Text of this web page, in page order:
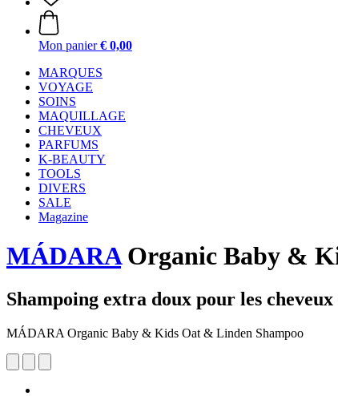
Mon panier € 0,00
MARQUES
VOYAGE
SOINS
MAQUILLAGE
CHEVEUX
PARFUMS
K-BEAUTY
TOOLS
DIVERS
SALE
Magazine
MÁDARAOrganic Baby &
Shampoing extra doux pour les
MÁDARA Organic Baby & Kids Oat & Linden Shampoo